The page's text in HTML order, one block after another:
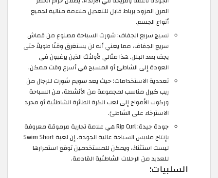
المرن المزود برباط قابل للتعديل ملاءمة مثالية لجميع
أنواع الجسم.
نسيج سريع الجفاف: شورت السباحة مصنوع من قماش
سريع الجفاف، مما يعني أنه لن يستغرق وقتًا طويلاً حتى
يجف بعد البلل. هذا مثالي لأولئك الذين يرغبون في
العودة إلى الشاطئ أو المسبح في أسرع وقت ممكن.
تعددية الاستخدامات: حيث يعد سويم شورت للرجال من
ريب كيرل مناسب لمجموعة من الأنشطة، من السباحة
وركوب الأمواج إلى لعب الكرة الطائرة الشاطئية أو مجرد
الاسترخاء على الشاطئ.
جودة جيدة: Rip Curl هي علامة تجارية مرموقة معروفة
بإنتاج ملابس السباحة عالية الجودة. إن لعبة Swim Short
ليست استثناءً، ويمكن للمستخدمين توقع استمرارها
للعديد من الرحلات الشاطئية القادمة.
السلبيات: